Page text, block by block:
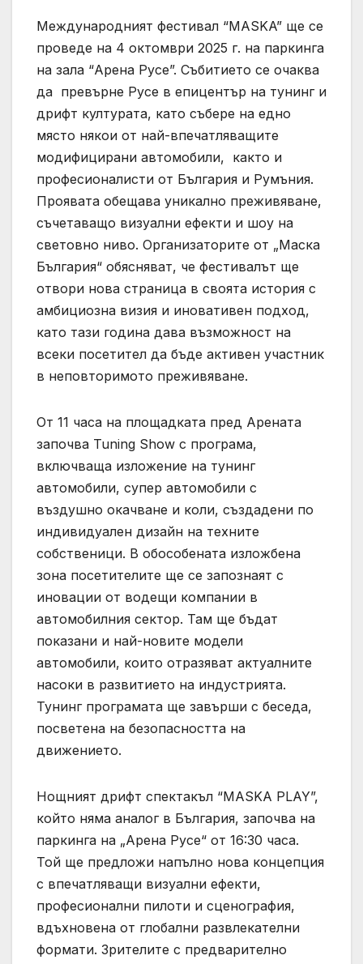
Международният фестивал “MASKA” ще се
проведе на 4 октомври 2025 г. на паркинга
на зала “Арена Русе”. Събитието се очаква
да превърне Русе в епицентър на тунинг и
дрифт културата, като събере на едно
място някои от най-впечатляващите
модифицирани автомобили, както и
професионалисти от България и Румъния.
Проявата обещава уникално преживяване,
съчетаващо визуални ефекти и шоу на
световно ниво. Организаторите от „Маска
България“ обясняват, че фестивалът ще
отвори нова страница в своята история с
амбициозна визия и иновативен подход,
като тази година дава възможност на
всеки посетител да бъде активен участник
в неповторимото преживяване.
От 11 часа на площадката пред Арената
започва Tuning Show с програма,
включваща изложение на тунинг
автомобили, супер автомобили с
въздушно окачване и коли, създадени по
индивидуален дизайн на техните
собственици. В обособената изложбена
зона посетителите ще се запознаят с
иновации от водещи компании в
автомобилния сектор. Там ще бъдат
показани и най-новите модели
автомобили, които отразяват актуалните
насоки в развитието на индустрията.
Тунинг програмата ще завърши с беседа,
посветена на безопасността на
движението.
Нощният дрифт спектакъл “MASKA PLAY”,
който няма аналог в България, започва на
паркинга на „Арена Русе“ от 16:30 часа.
Той ще предложи напълно нова концепция
с впечатляващи визуални ефекти,
професионални пилоти и сценография,
вдъхновена от глобални развлекателни
формати. Зрителите с предварително